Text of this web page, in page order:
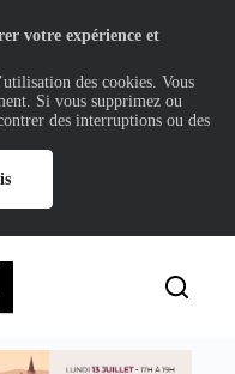
votre expérience et
des cookies. Vous
Si vous supprimez ou
des interruptions ou des